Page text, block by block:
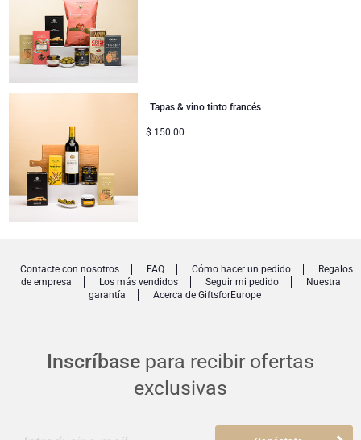
Tapas & vino tinto francés
$ 150.00
Inscríbase para recibir ofertas
exclusivas
Contacte con nosotros FAQ Cómo hacer un pedido
Regalos
de empresa
Los más vendidos Seguir mi pedido
Nuestra
garantía
Acerca de GiftsforEurope